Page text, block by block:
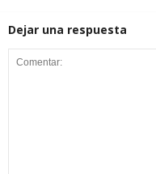
Dejar una respuesta